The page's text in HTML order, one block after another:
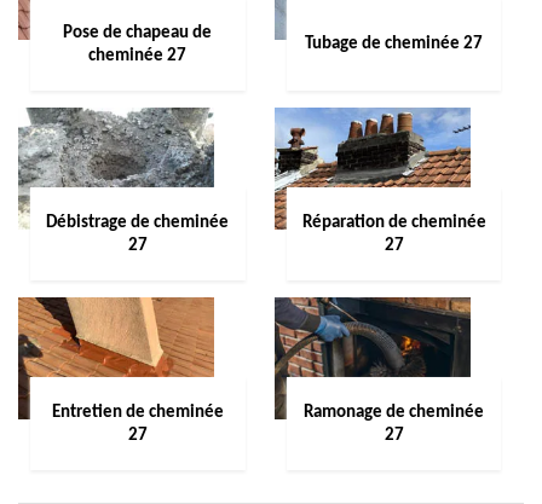
Pose de chapeau de
cheminée 27
Tubage de cheminée 27
Débistrage de cheminée
27
Réparation de cheminée
27
Entretien de cheminée
27
Ramonage de cheminée
27